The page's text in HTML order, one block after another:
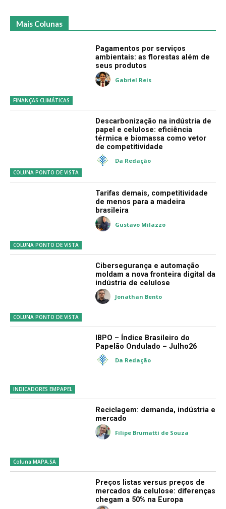
Mais Colunas
FINANÇAS CLIMÁTICAS
Pagamentos por serviços
ambientais: as florestas além de
seus produtos
Gabriel Reis
COLUNA PONTO DE VISTA
Descarbonização na indústria de
papel e celulose: eficiência
térmica e biomassa como vetor
de competitividade
Da Redação
COLUNA PONTO DE VISTA
Tarifas demais, competitividade
de menos para a madeira
brasileira
Gustavo Milazzo
COLUNA PONTO DE VISTA
Cibersegurança e automação
moldam a nova fronteira digital da
indústria de celulose
Jonathan Bento
INDICADORES EMPAPEL
IBPO – Índice Brasileiro do
Papelão Ondulado – Julho26
Da Redação
Coluna MAPA.SA
Reciclagem: demanda, indústria e
mercado
Filipe Brumatti de Souza
Preços listas versus preços de
mercados da celulose: diferenças
chegam a 50% na Europa